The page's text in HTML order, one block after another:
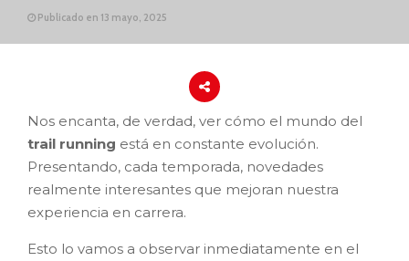
Publicado en 13 mayo, 2025
Nos encanta, de verdad, ver cómo el mundo del
trail running está en constante evolución.
Presentando, cada temporada, novedades
realmente interesantes que mejoran nuestra
experiencia en carrera.
Esto lo vamos a observar inmediatamente en el